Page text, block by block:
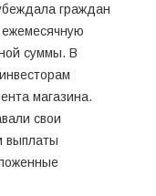
граждан
ежемесячную
суммы. В
магазина.
свои
выплаты